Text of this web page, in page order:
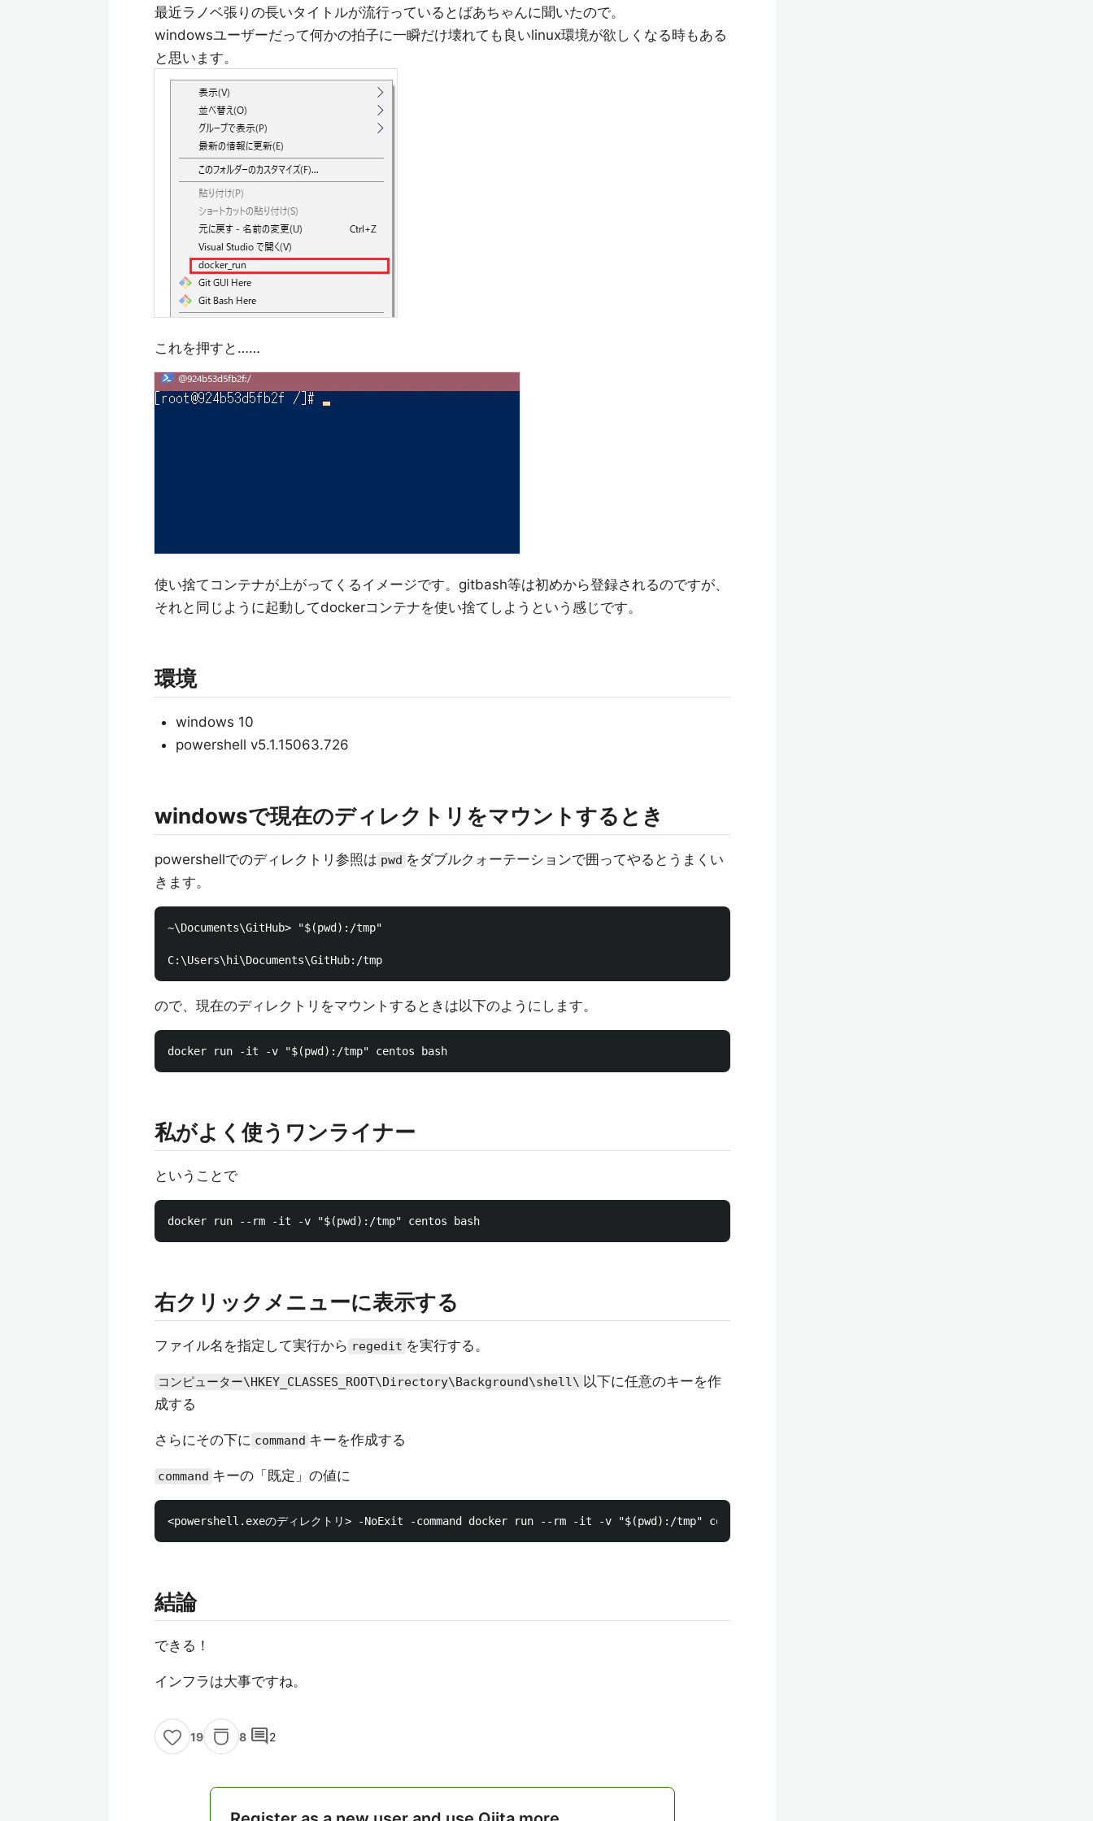
最近ラノベ張りの長いタイトルが流行っているとばあちゃんに聞いたので。
windowsユーザーだって何かの拍子に一瞬だけ壊れても良いlinux環境が欲しくなる時もある
と思います。
これを押すと……
使い捨てコンテナが上がってくるイメージです。gitbash等は初めから登録されるのですが、
それと同じように起動してdockerコンテナを使い捨てしようという感じです。
環境
windows 10
powershell v5.1.15063.726
windowsで現在のディレクトリをマウントするとき
powershellでのディレクトリ参照は pwd をダブルクォーテーションで囲ってやるとうまくい
きます。
~\Documents\GitHub> "$(pwd):/tmp"
ので、現在のディレクトリをマウントするときは以下のようにします。
私がよく使うワンライナー
ということで
右クリックメニューに表示する
ファイル名を指定して実行から regedit を実行する。
コンピューター\HKEY_CLASSES_ROOT\Directory\Background\shell\ 以下に任意のキーを作
成する
さらにその下に command キーを作成する
command キーの「既定」の値に
結論
できる！
インフラは大事ですね。
19 8 comment2